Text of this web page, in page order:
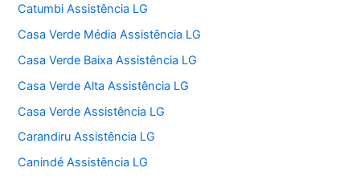
Catumbi Assistência LG
Casa Verde Média Assistência LG
Casa Verde Baixa Assistência LG
Casa Verde Alta Assistência LG
Casa Verde Assistência LG
Carandiru Assistência LG
Canindé Assistência LG